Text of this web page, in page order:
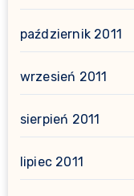
październik 2011
wrzesień 2011
sierpień 2011
lipiec 2011